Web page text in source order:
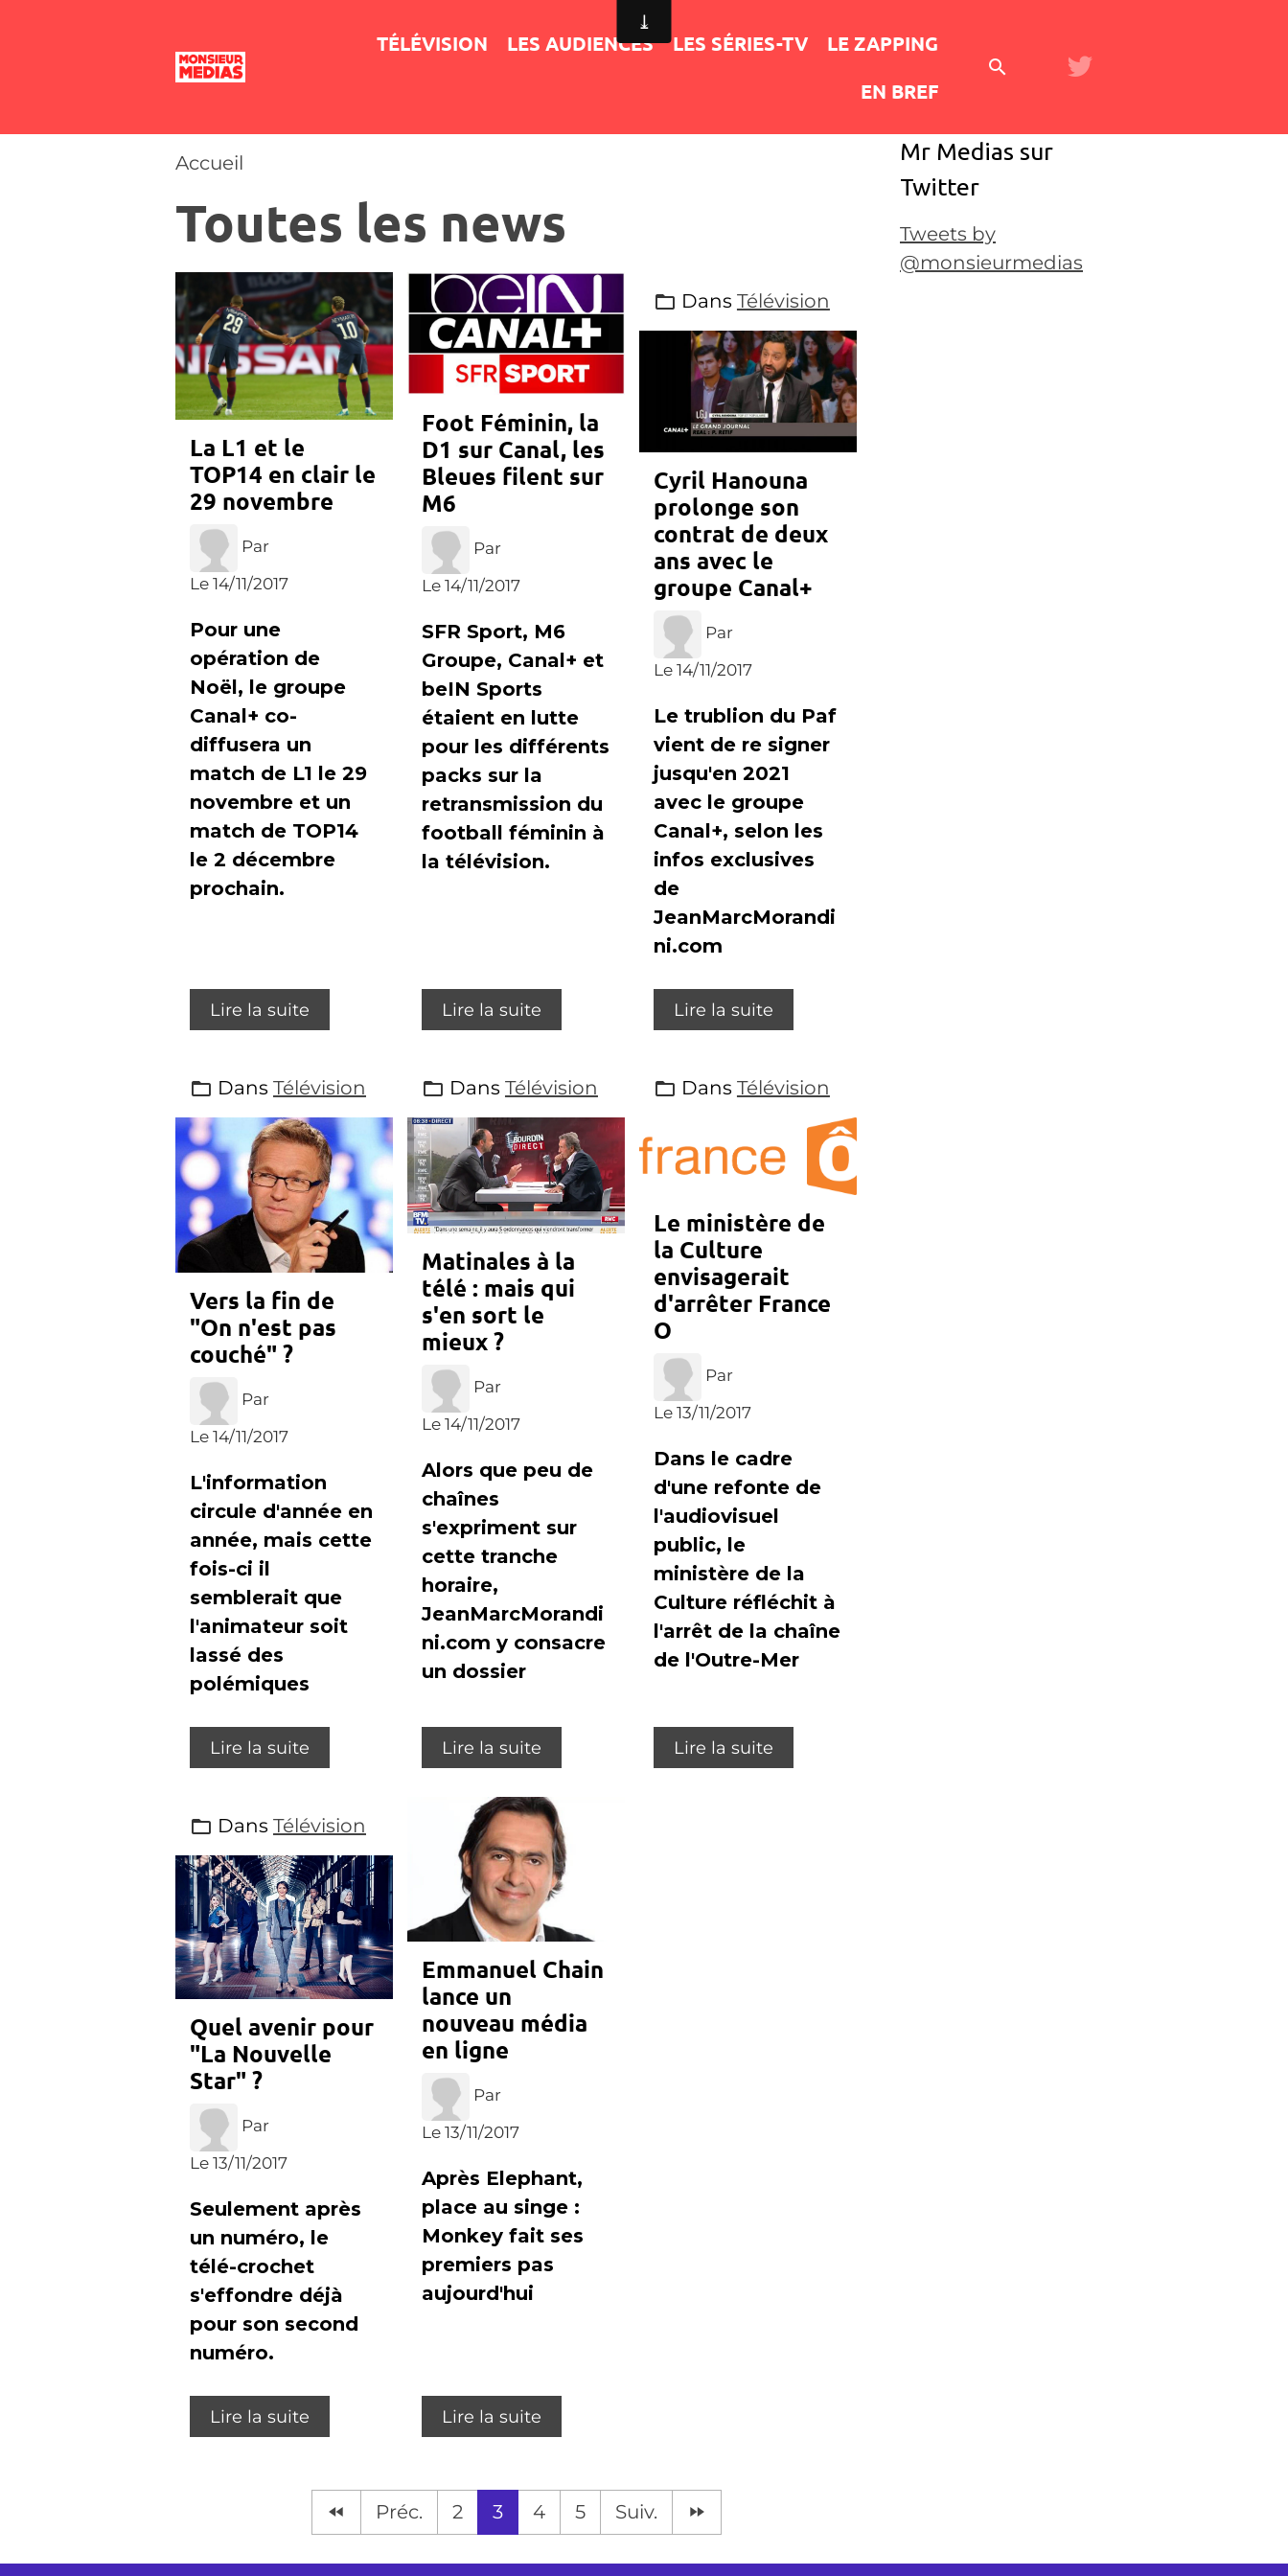
TÉLÉVISION LES AUDIENCES LES SÉRIES-TV
LE ZAPPING
EN BREF
Accueil
Toutes les news
La L1 et le
TOP14 en clair le
29 novembre
Par
Le 14/11/2017
Pour une
opération de
Noël, le groupe
Canal+ co-
diffusera un
match de L1 le 29
novembre et un
match de TOP14
le 2 décembre
prochain.
Lire la suite
Foot Féminin, la
D1 sur Canal, les
Bleues filent sur
M6
Par
Le 14/11/2017
SFR Sport, M6
Groupe, Canal+ et
beIN Sports
étaient en lutte
pour les différents
packs sur la
retransmission du
football féminin à
la télévision.
Lire la suite
Dans Télévision
Cyril Hanouna
prolonge son
contrat de deux
ans avec le
groupe Canal+
Par
Le 14/11/2017
Le trublion du Paf
vient de re signer
jusqu'en 2021
avec le groupe
Canal+, selon les
infos exclusives
de
JeanMarcMorandi
ni.com
Lire la suite
Dans Télévision
Vers la fin de
"On n'est pas
couché" ?
Par
Le 14/11/2017
L'information
circule d'année en
année, mais cette
fois-ci il
semblerait que
l'animateur soit
lassé des
polémiques
Lire la suite
Dans Télévision
Matinales à la
télé : mais qui
s'en sort le
mieux ?
Par
Le 14/11/2017
Alors que peu de
chaînes
s'expriment sur
cette tranche
horaire,
JeanMarcMorandi
ni.com y consacre
un dossier
Lire la suite
Dans Télévision
Le ministère de
la Culture
envisagerait
d'arrêter France
O
Par
Le 13/11/2017
Dans le cadre
d'une refonte de
l'audiovisuel
public, le
ministère de la
Culture réfléchit à
l'arrêt de la chaîne
de l'Outre-Mer
Lire la suite
Dans Télévision
Quel avenir pour
"La Nouvelle
Star" ?
Par
Le 13/11/2017
Seulement après
un numéro, le
télé-crochet
s'effondre déjà
pour son second
numéro.
Lire la suite
Emmanuel Chain
lance un
nouveau média
en ligne
Par
Le 13/11/2017
Après Elephant,
place au singe :
Monkey fait ses
premiers pas
aujourd'hui
Lire la suite
Préc. 2 3 4 5 Suiv.
Mr Medias sur
Twitter
Tweets by
@monsieurmedias